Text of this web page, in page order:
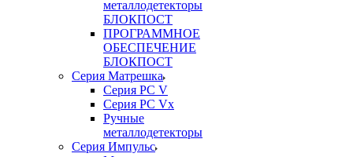
металлодетекторы
БЛОКПОСТ
ПРОГРАММНОЕ
ОБЕСПЕЧЕНИЕ
БЛОКПОСТ
Серия Матрешка
Серия PC V
Серия PC Vx
Ручные
металлодетекторы
Серия Импульс